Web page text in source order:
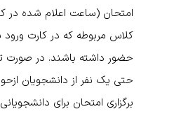
امتحان (ساعت اعلام شده در
کلاس مربوطه که در کارت
حضور داشته باشند. در صورت
حتی یک نفر از دانشجویان
برگزاری امتحان برای